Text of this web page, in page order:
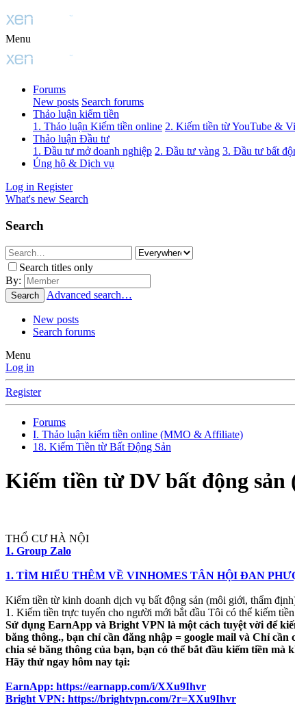
Menu
Forums
New posts Search forums
Thảo luận kiếm tiền
1. Thảo luận Kiếm tiền online 2. Kiếm tiền từ YouTube &
Thảo luận Đầu tư
1. Đầu tư mở doanh nghiệp 2. Đầu tư vàng 3. Đầu tư bất
Ủng hộ & Dịch vụ
Log in Register
What's new Search
Search
Search titles only
By:
Search Advanced search…
New posts
Search forums
Menu
Log in
Register
Forums
I. Thảo luận kiếm tiền online (MMO & Affiliate)
18. Kiếm Tiền từ Bất Động Sản
Kiếm tiền từ DV bất động
THỔ CƯ HÀ NỘI
1. Group Zalo
1. TÌM HIỂU THÊM VỀ VINHOMES TÂN HỘI ĐAN
Kiếm tiền từ kinh doanh dịch vụ bất động sản (môi giới, thẩm
1. Kiếm tiền trực tuyến cho người mới bắt đầu Tôi có thể kiếm
Sử dụng EarnApp và Bright VPN là một cách tuyệt vời để
băng thông., bạn chỉ cần đăng nhập = google mail và Chỉ
chia sẻ băng thông của bạn, bạn có thể bắt đầu kiếm tiền mà
Hãy thử ngay hôm nay tại:
EarnApp: https://earnapp.com/i/XXu9Ihvr
Bright VPN: https://brightvpn.com/?r=XXu9Ihvr